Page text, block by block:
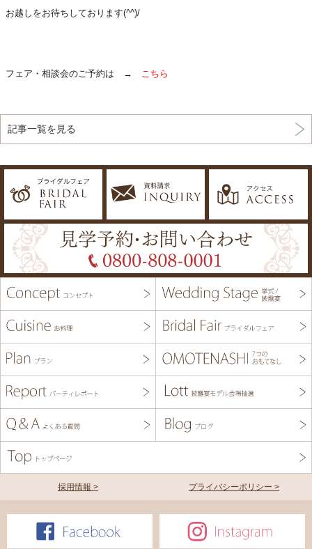
お越しをお待ちしております(^^)/
フェア・相談会のご予約は → こちら
記事一覧を見る
採用情報 > プライバシーポリシー >